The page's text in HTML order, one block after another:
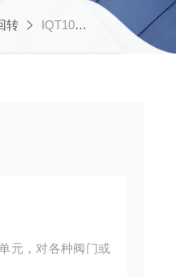
转 IQT1000天津罗托克角行程铝合金体箱电动阀门
元，对各种阀门或